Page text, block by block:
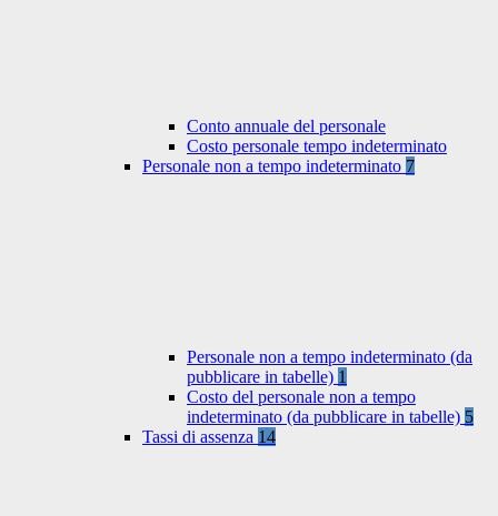
Conto annuale del personale
Costo personale tempo indeterminato
Personale non a tempo indeterminato 7
Personale non a tempo indeterminato (da
pubblicare in tabelle) 1
Costo del personale non a tempo
indeterminato (da pubblicare in tabelle) 5
Tassi di assenza 14